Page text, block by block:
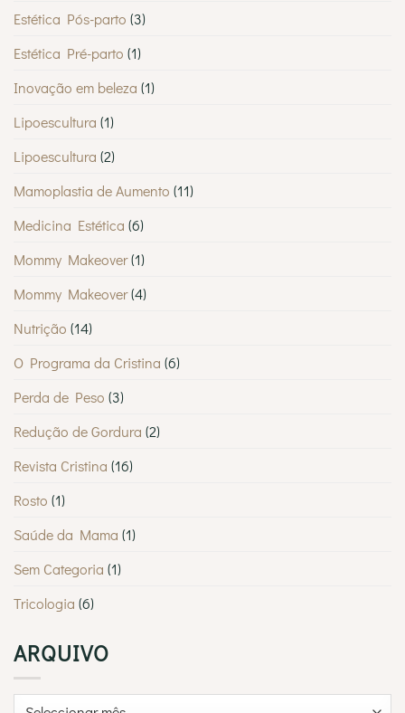
Estética Pós-parto (3)
Estética Pré-parto (1)
Inovação em beleza (1)
Lipoescultura (1)
Lipoescultura (2)
Mamoplastia de Aumento (11)
Medicina Estética (6)
Mommy Makeover(1)
Mommy Makeover(4)
Nutrição (14)
O Programa da Cristina (6)
Perda de Peso (3)
Redução de Gordura (2)
Revista Cristina (16)
Rosto (1)
Saúde da Mama (1)
Sem Categoria (1)
Tricologia (6)
ARQUIVO
Arquivo